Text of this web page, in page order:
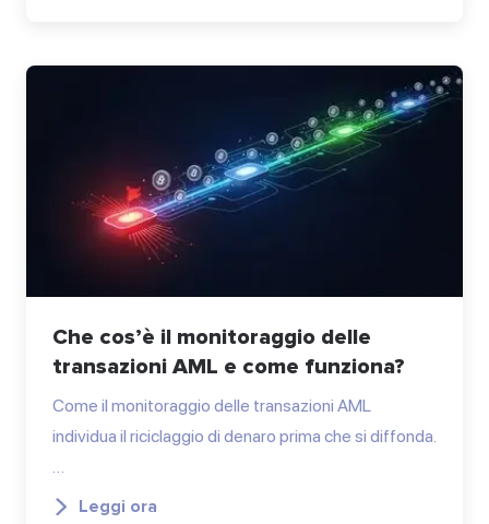
Che cos’è il monitoraggio delle
transazioni AML e come funziona?
Come il monitoraggio delle transazioni AML
individua il riciclaggio di denaro prima che si diffonda.
…
Leggi ora